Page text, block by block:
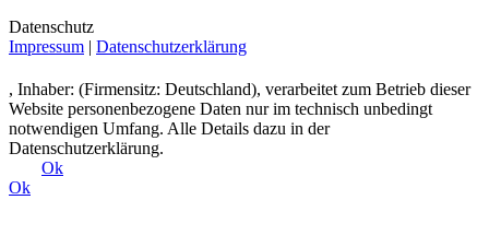
Datenschutz
Impressum
Datenschutzerklärung
, Inhaber: (Firmensitz: Deutschland), verarbeitet zum Betrieb dieser
Website personenbezogene Daten nur im technisch unbedingt
notwendigen Umfang. Alle Details dazu in der
Datenschutzerklärung.
Ok
Ok